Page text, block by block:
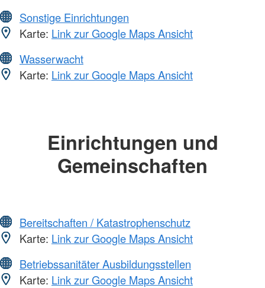
Sonstige Einrichtungen
Karte: Link zur Google Maps Ansicht
Wasserwacht
Karte: Link zur Google Maps Ansicht
Einrichtungen und
Gemeinschaften
Bereitschaften / Katastrophenschutz
Karte: Link zur Google Maps Ansicht
Betriebssanitäter Ausbildungsstellen
Karte: Link zur Google Maps Ansicht